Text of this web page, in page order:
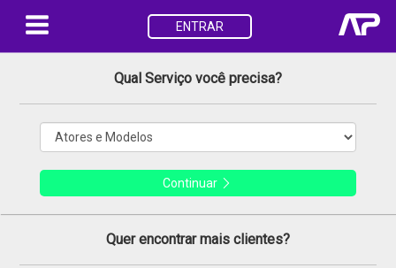
ENTRAR
Qual Serviço você precisa?
Continuar
Quer encontrar mais clientes?